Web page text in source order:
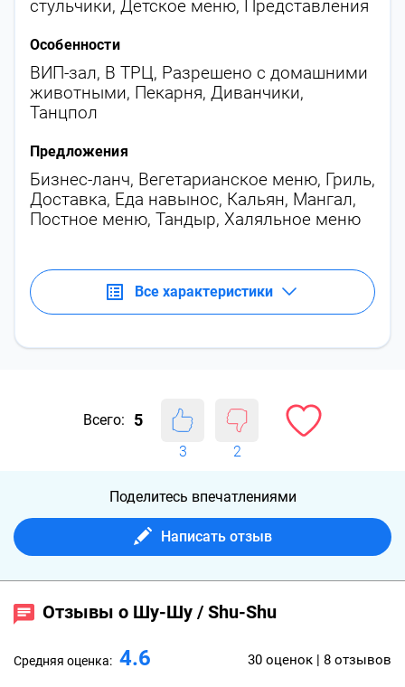
стульчики, Детское меню, Представления
Особенности
ВИП-зал, В ТРЦ, Разрешено с домашними
животными, Пекарня, Диванчики,
Танцпол
Предложения
Бизнес-ланч, Вегетарианское меню, Гриль,
Доставка, Еда навынос, Кальян, Мангал,
Постное меню, Тандыр, Халяльное меню
Все характеристики
Всего: 5
3 2
Поделитесь впечатлениями
Написать отзыв
Отзывы о Шу-Шу / Shu-Shu
Средняя оценка: 4.6 30 оценок | 8 отзывов